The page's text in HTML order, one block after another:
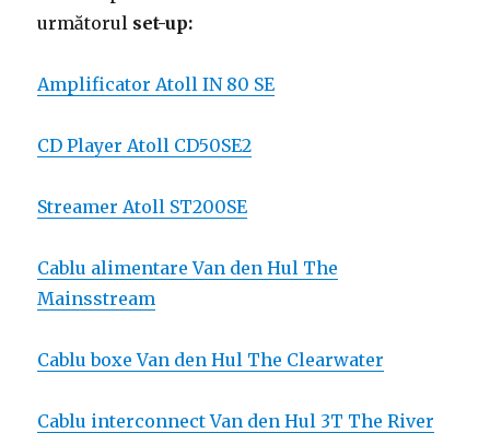
următorul set-up:
Amplificator Atoll IN 80 SE
CD Player Atoll CD50SE2
Streamer Atoll ST200SE
Cablu alimentare Van den Hul The
Mainsstream
Cablu boxe Van den Hul The Clearwater
Cablu interconnect Van den Hul 3T The River